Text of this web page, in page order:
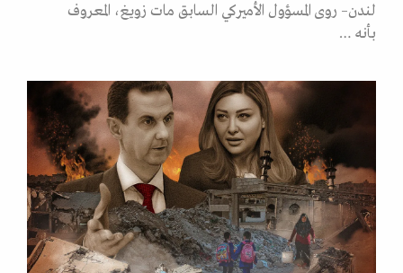
لندن– روى المسؤول الأميركي السابق مات زويغ، المعروف
بأنه …